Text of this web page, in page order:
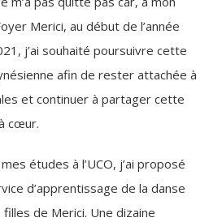
Merici, au début de l’année
j’ai souhaité poursuivre cette
afin de rester attachée à
et continuer à partager cette
cœur.
études à l’UCO, j’ai proposé
d’apprentissage de la danse
de Merici. Une dizaine